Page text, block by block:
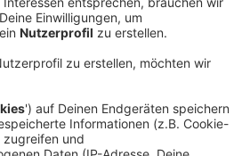
Aachener Rathauses erhält am
den Thouet-
Jahre alt und der
desVereins "Öcher